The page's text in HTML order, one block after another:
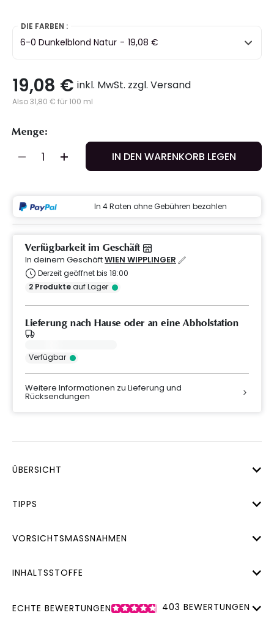
DIE FARBEN :
6-0 Dunkelblond Natur - 19,08 €
19,08 € inkl. MwSt. zzgl. Versand
Also 31,80 € für 100 ml
Menge:
IN DEN WARENKORB LEGEN
In 4 Raten ohne Gebühren bezahlen
Verfügbarkeit im Geschäft
In deinem GeschäftWIEN WIPPLINGER
Derzeit geöffnet bis 18:00
2 Produkteauf Lager
Lieferung nach Hause oder an eine Abholstation
Verfügbar
Weitere Informationen zu Lieferung und
Rücksendungen
ÜBERSICHT
TIPPS
VORSICHTSMASSNAHMEN
INHALTSSTOFFE
ECHTE BEWERTUNGEN 403 BEWERTUNGEN